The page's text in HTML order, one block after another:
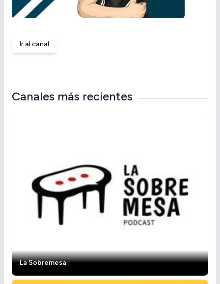
Ir al canal
Canales más recientes
La Sobremesa